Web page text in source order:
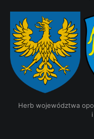
Herb województwa